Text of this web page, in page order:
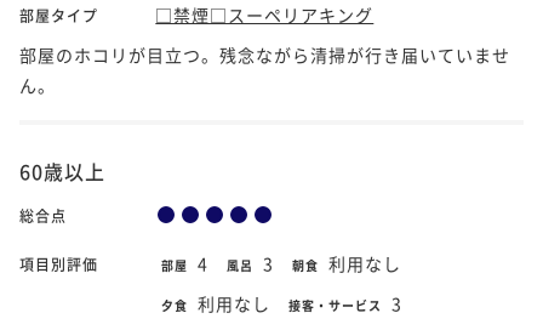
部屋タイプ
□禁煙□スーペリアキング
部屋のホコリが目立つ。残念ながら清掃が行き届いていませ
ん。
60歳以上
総合点
項目別評価 部屋 4 風呂 3 朝食 利用なし
夕食 利用なし 接客・サービス 3